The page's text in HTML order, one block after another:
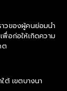
าวของผู้คนย่อมนำ
พื่อก่อให้เกิดความ
ต
ต้ เขตบางนา